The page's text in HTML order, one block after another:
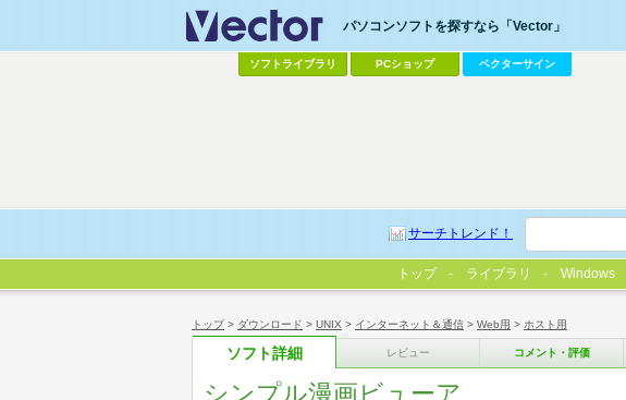
トップ> ダウンロード > UNIX > インターネット＆通信 > Web用 > ホスト用
ソフト詳細 レビュー コメント・評価
シンプル漫画ビューア
パソコンソフトを探すなら「Vector」
ソフトライブラリ PCショップ ベクターサイン
サーチトレンド！
トップ ライブラリ Windows